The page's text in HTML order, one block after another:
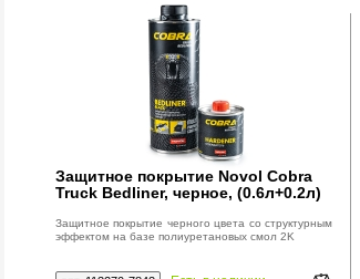
Защитное покрытие Novol Cobra
Truck Bedliner, черное, (0.6л+0.2л)
Защитное покрытие черного цвета со структурным
эффектом на базе полиуретановых смол 2K